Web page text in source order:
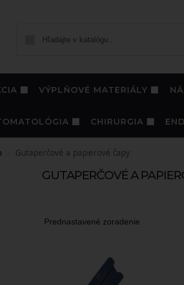
VÝPLŇOVÉ MATERIÁLY
CHIRURGIA
Gutaperčové a papierové čapy
GUTAPERČOVÉ A